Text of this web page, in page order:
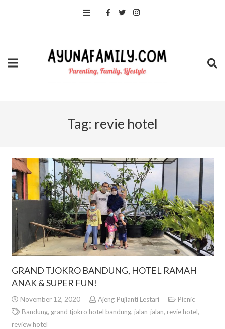
Tag: revie hotel
GRAND TJOKRO BANDUNG, HOTEL RAMAH
ANAK & SUPER FUN!
November 12, 2020 Ajeng Pujianti Lestari
Picnic
Bandung, grand tjokro hotel bandung, jalan-jalan, revie hotel,
review hotel